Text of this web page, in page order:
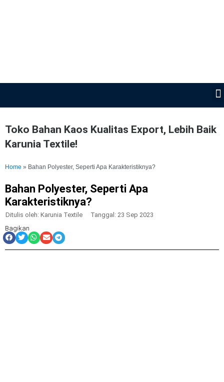
Toko Bahan Kaos Kualitas Export, Lebih Baik
Karunia Textile!
Home » Bahan Polyester, Seperti Apa Karakteristiknya?
Bahan Polyester, Seperti Apa
Karakteristiknya?
Ditulis oleh: Karunia Textile Tanggal: 23 Sep 2023
Bagikan